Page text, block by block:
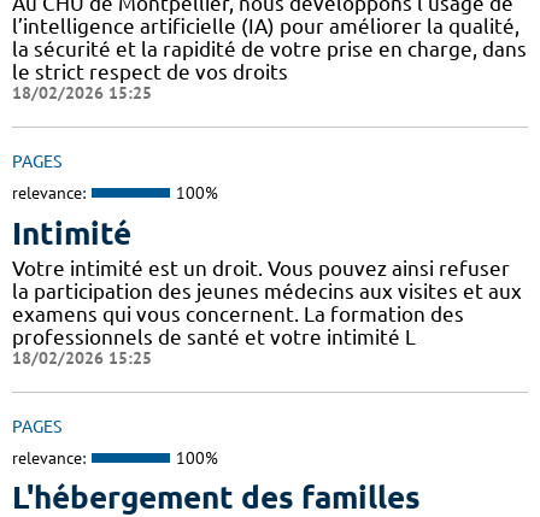
l’intelligence artificielle (IA) pour améliorer la qualité,
la sécurité et la rapidité de votre prise en charge, dans
le strict respect de vos droits
18/02/2026 15:25
PAGES
relevance: 100%
Intimité
Votre intimité est un droit. Vous pouvez ainsi refuser
la participation des jeunes médecins aux visites et aux
examens qui vous concernent. La formation des
professionnels de santé et votre intimité L
18/02/2026 15:25
PAGES
relevance: 100%
L'hébergement des familles